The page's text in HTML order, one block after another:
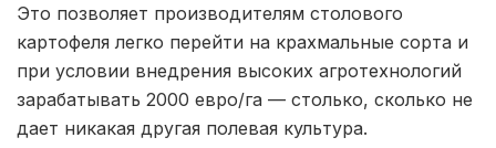
Это позволяет производителям столового
картофеля легко перейти на крахмальные сорта и
при условии внедрения высоких агротехнологий
зарабатывать 2000 евро/га — столько, сколько не
дает никакая другая полевая культура.